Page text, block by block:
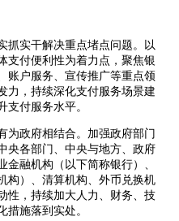
实干解决重点堵点问题。以
支付便利性为着力点，聚焦银
账户服务、宣传推广等重点领
力，持续深化支付服务场景建
付服务水平。
政府相结合。加强政府部门
央各部门、中央与地方、政府
融机构（以下简称银行）、
构）、清算机构、外币兑换机
性，持续加大人力、财务、技
施落到实处。